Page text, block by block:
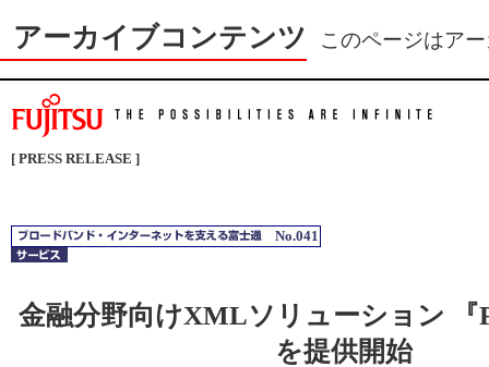
アーカイブコンテンツ このページはア
[ PRESS RELEASE ]
No.041
金融分野向けXMLソリューション 『
を提供開始